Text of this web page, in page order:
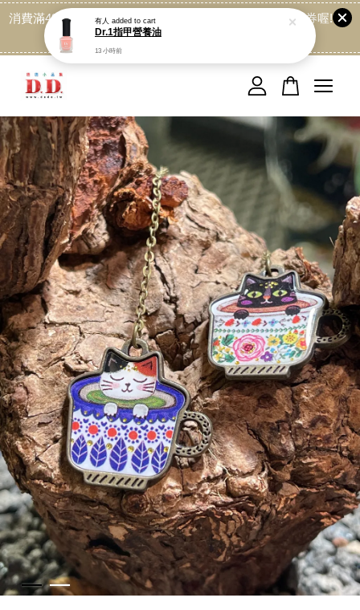
消費滿499免運喔, 記得加LINE:@dede168 領取專屬折扣券喔!
您的購物車目前還是空的。